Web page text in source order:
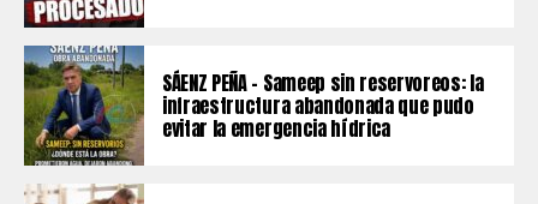
SÁENZ PEÑA – Sameep sin reservoreos: la
infraestructura abandonada que pudo
evitar la emergencia hídrica